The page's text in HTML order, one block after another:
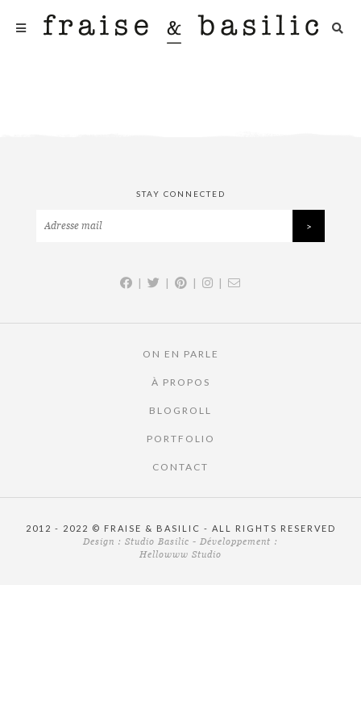
STAY CONNECTED
| | | |
ON EN PARLE
À PROPOS
BLOGROLL
PORTFOLIO
CONTACT
2012 - 2022 © FRAISE & BASILIC - ALL RIGHTS RESERVED
Design : Studio Basilic - Développement :
Hellowww Studio